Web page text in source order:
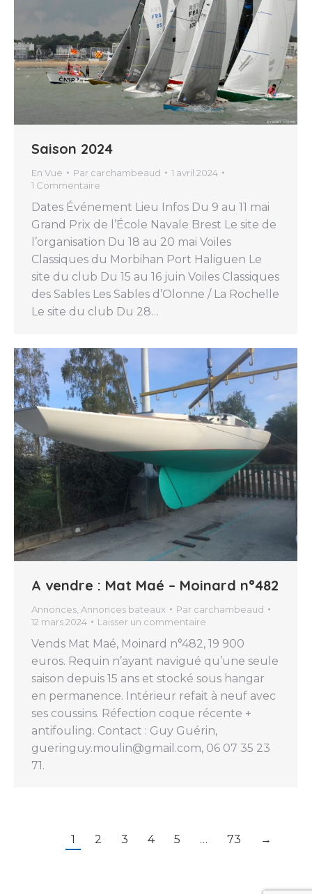
Saison 2024
En Vue Par carchambeaud
1 avril 2024
1 Commentaire
Dates Événement Lieu Infos Du 9 au 11 mai
Grand Prix de l’École Navale Brest Le site de
l’organisation Du 18 au 20 mai Voiles
Classiques du Morbihan Port Haliguen Le
site du club Du 15 au 16 juin Voiles Classiques
des Sables Les Sables d’Olonne / La Rochelle
Le site du club Du 28…
A vendre : Mat Maé – Moinard n°482
Annonces Annonces bateaux Par carchambeaud
12 mars 2024
Laisser un commentaire
Vends Mat Maé, Moinard n°482, 19 900
euros. Requin n’ayant navigué qu’une seule
saison depuis 15 ans et stocké sous hangar
en permanence. Intérieur refait à neuf avec
ses coussins. Réfection coque récente +
antifouling. Contact : Guy Guérin,
gueringuy.moulin@gmail.com, 06 07 35 23
71.
1 2 3 4 5 … 73 →